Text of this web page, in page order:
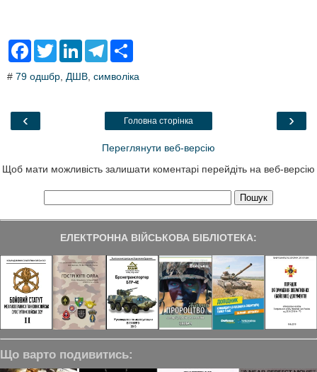
F
e
o
T
t
L
k
T
e
a
r
# 79 одшбр ДШВ символіка
‹ ›
Головна сторінка
Переглянути веб-версію
Щоб мати можливість залишати коментарі перейдіть на веб-версію
ЕЛЕКТРОННА ВІЙСЬКОВА БІБЛІОТЕКА:
Що варто подивитись: